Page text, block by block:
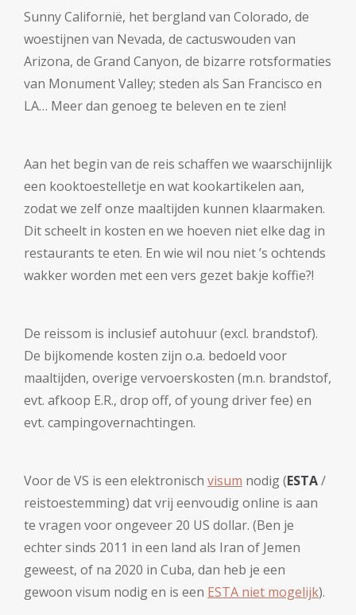
Sunny Californië, het bergland van Colorado, de
woestijnen van Nevada, de cactuswouden van
Arizona, de Grand Canyon, de bizarre rotsformaties
van Monument Valley; steden als San Francisco en
LA… Meer dan genoeg te beleven en te zien!
Aan het begin van de reis schaffen we waarschijnlijk
een kooktoestelletje en wat kookartikelen aan,
zodat we zelf onze maaltijden kunnen klaarmaken.
Dit scheelt in kosten en we hoeven niet elke dag in
restaurants te eten. En wie wil nou niet ’s ochtends
wakker worden met een vers gezet bakje koffie?!
De reissom is inclusief autohuur (excl. brandstof).
De bijkomende kosten zijn o.a. bedoeld voor
maaltijden, overige vervoerskosten (m.n. brandstof,
evt. afkoop E.R., drop off, of young driver fee) en
evt. campingovernachtingen.
Voor de VS is een elektronisch visum nodig (ESTA/
reistoestemming) dat vrij eenvoudig online is aan
te vragen voor ongeveer 20 US dollar. (Ben je
echter sinds 2011 in een land als Iran of Jemen
geweest, of na 2020 in Cuba, dan heb je een
gewoon visum nodig en is een ESTA niet mogelijk).